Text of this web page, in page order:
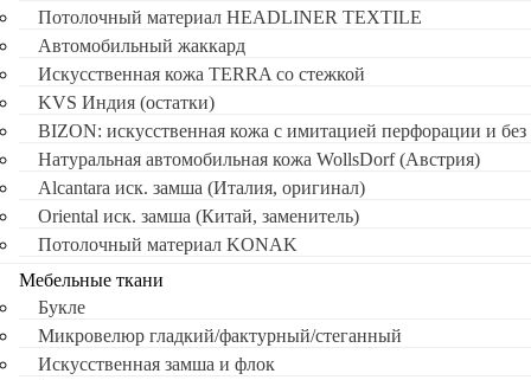
Потолочный материал HEADLINER TEXTILE
Автомобильный жаккард
Искусственная кожа TERRA со стежкой
KVS Индия (остатки)
BIZON: искусственная кожа с имитацией перфорации и без
Натуральная автомобильная кожа WollsDorf (Австрия)
Alcantara иск. замша (Италия, оригинал)
Oriental иск. замша (Китай, заменитель)
Потолочный материал KONAK
Мебельные ткани
Букле
Микровелюр гладкий/фактурный/стеганный
Искусственная замша и флок